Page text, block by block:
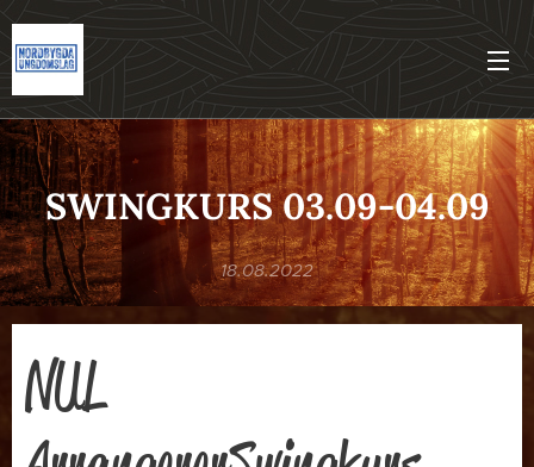
SWINGKURS 03.09-04.09
18.08.2022
NUL